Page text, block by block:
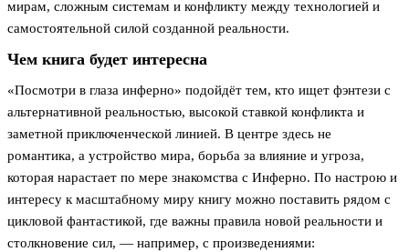
мирам, сложным системам и конфликту между технологией и
самостоятельной силой созданной реальности.
Чем книга будет интересна
«Посмотри в глаза инферно» подойдёт тем, кто ищет фэнтези с
альтернативной реальностью, высокой ставкой конфликта и
заметной приключенческой линией. В центре здесь не
романтика, а устройство мира, борьба за влияние и угроза,
которая нарастает по мере знакомства с Инферно. По настрою и
интересу к масштабному миру книгу можно поставить рядом с
цикловой фантастикой, где важны правила новой реальности и
столкновение сил, — например, с произведениями: